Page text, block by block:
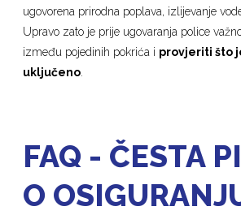
ugovorena prirodna poplava, izlijevanje
Upravo zato je prije ugovaranja police
između pojedinih pokrića i provjeriti što
uključeno
FAQ - ČESTA
O